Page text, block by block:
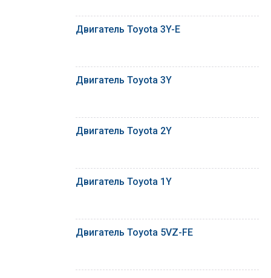
Двигатель Toyota 3Y-E
Двигатель Toyota 3Y
Двигатель Toyota 2Y
Двигатель Toyota 1Y
Двигатель Toyota 5VZ-FE